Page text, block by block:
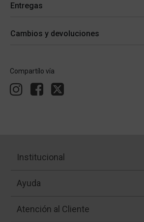
Entregas
Cambios y devoluciones
Compartílo vía
Institucional
Ayuda
Atención al Cliente